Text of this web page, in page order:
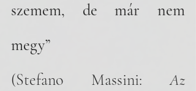
szemem, de már nem
megy”
(Stefano Massini: Az